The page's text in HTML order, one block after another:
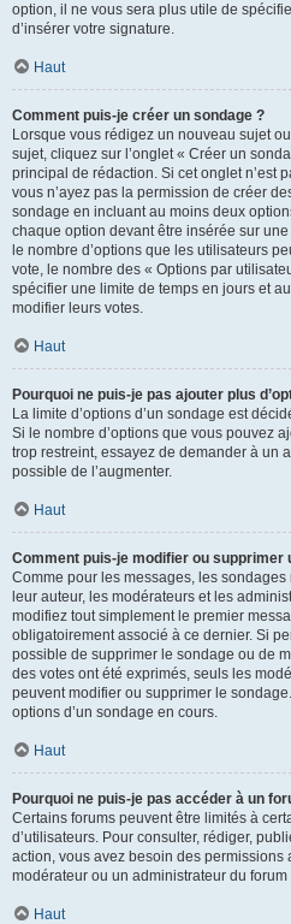
option, il ne vous sera plus utile de
d’insérer votre signature.
Haut
Comment puis-je créer un sondage ?
Lorsque vous rédigez un nouveau sujet
sujet, cliquez sur l’onglet « Créer un
principal de rédaction. Si cet onglet n’est
vous n’ayez pas la permission de créer
sondage en incluant au moins deux
chaque option devant être insérée sur
le nombre d’options que les utilisateurs
vote, le nombre des « Options par
spécifier une limite de temps en jours et
modifier leurs votes.
Haut
Pourquoi ne puis-je pas ajouter plus
La limite d’options d’un sondage est
Si le nombre d’options que vous pouvez
trop restreint, essayez de demander à un
possible de l’augmenter.
Haut
Comment puis-je modifier ou supprimer
Comme pour les messages, les
leur auteur, les modérateurs et les
modifiez tout simplement le premier
obligatoirement associé à ce dernier. Si
possible de supprimer le sondage ou de
des votes ont été exprimés, seuls les
peuvent modifier ou supprimer le
options d’un sondage en cours.
Haut
Pourquoi ne puis-je pas accéder à un
Certains forums peuvent être limités à
d’utilisateurs. Pour consulter, rédiger,
action, vous avez besoin des permissions
modérateur ou un administrateur du
Haut